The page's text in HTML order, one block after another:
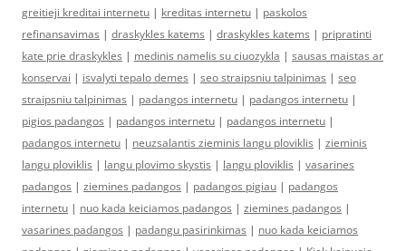
greitieji kreditai internetu | kreditas internetu | paskolos
refinansavimas | draskykles katems | draskykles katems | pripratinti
kate prie draskykles | medinis namelis su ciuozykla | sausas maistas ar
konservai | isvalyti tepalo demes | seo straipsniu talpinimas | seo
straipsniu talpinimas | padangos internetu | padangos internetu |
pigios padangos | padangos internetu | padangos internetu |
padangos internetu | neuzsalantis zieminis langu ploviklis | zieminis
langu ploviklis | langu plovimo skystis | langu ploviklis | vasarines
padangos | ziemines padangos | padangos pigiau | padangos
internetu | nuo kada keiciamos padangos | ziemines padangos |
vasarines padangos | padangu pasirinkimas | nuo kada keiciamos